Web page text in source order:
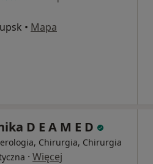
• Mapa
D E A M E D
Chirurgia, Chirurgia
· Więcej